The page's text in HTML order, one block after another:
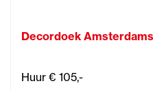
Decordoek
Huur € 105,-